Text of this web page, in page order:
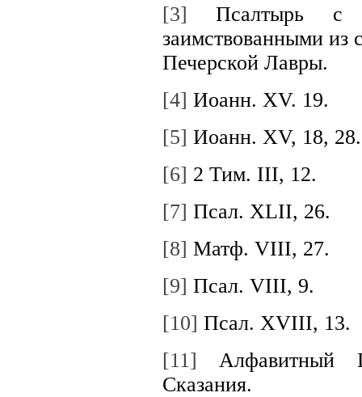
[3] Псалтырь с
заимствованными из
Печерской Лавры.
[4] Иоанн. XV. 19.
[5] Иоанн. XV, 18, 28.
[6] 2 Тим. III, 12.
[7] Псал. ХLII, 26.
[8] Матф. VIII, 27.
[9] Псал. VIII, 9.
[10] Псал. ХVIII, 13.
[11] Алфавитный
Сказания.